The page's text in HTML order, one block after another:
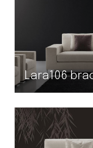
Lara106